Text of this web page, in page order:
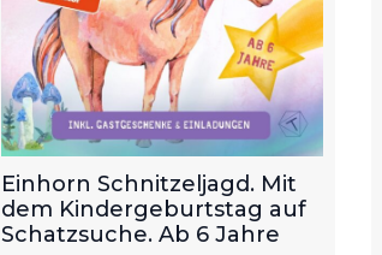
Einhorn Schnitzeljagd. Mit
dem Kindergeburtstag auf
Schatzsuche. Ab 6 Jahre